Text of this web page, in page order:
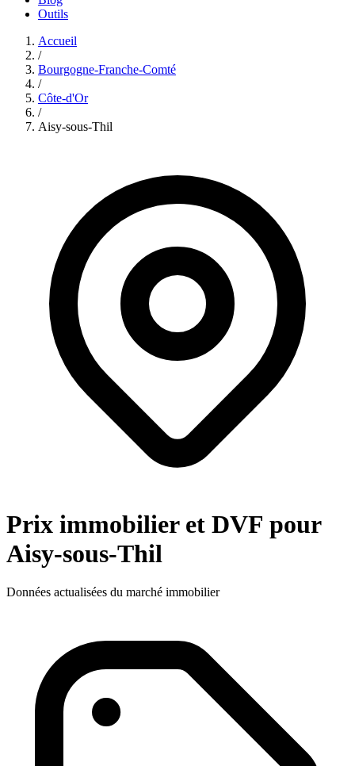
Outils
Accueil
/
Bourgogne-Franche-Comté
/
Côte-d'Or
/
Aisy-sous-Thil
Prix immobilier et DVF pour
Aisy-sous-Thil
Données actualisées du marché immobilier